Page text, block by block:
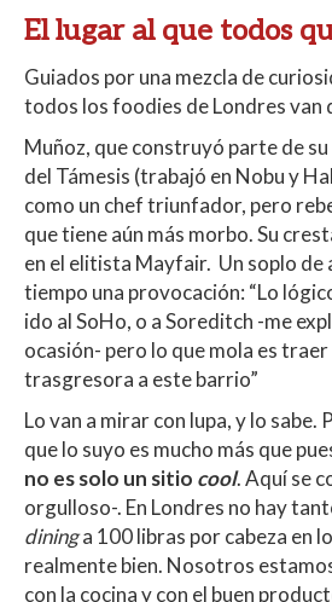
El lugar al que todos
Guiados por una mezcla de
todos los foodies de Londres van
Muñoz, que construyó parte de
del Támesis (trabajó en Nobu y
como un chef triunfador, pero
que tiene aún más morbo. Su
en el elitista Mayfair. Un soplo de
tiempo una provocación: “Lo
ido al SoHo, o a Soreditch -me
ocasión- pero lo que mola es
trasgresora a este barrio”
Lo van a mirar con lupa, y lo sabe.
que lo suyo es mucho más que
no es solo un sitio cool. Aquí se
orgulloso-. En Londres no hay
dininga 100 libras por cabeza en
realmente bien. Nosotros
con la cocina y con el buen